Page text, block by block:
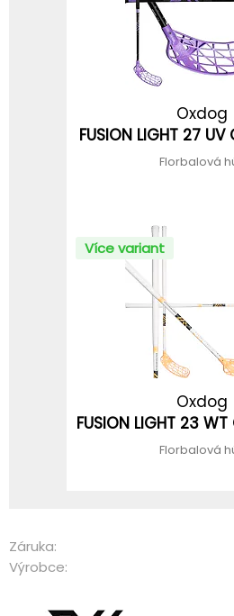
Oxdog
FUSION LIGHT 27 UV
Florbalová
Více variant
Oxdog
FUSION LIGHT 23
Florbalová
Záruka:
Výrobce: